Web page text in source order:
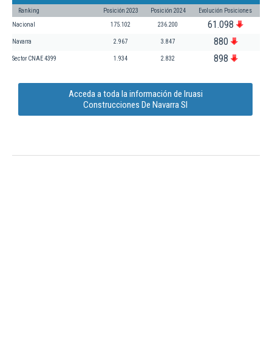
Ranking Posición 2023 Posición 2024 Evolución Posiciones
Nacional 175.102 236.200 61.098
Navarra 2.967 3.847 880
Sector CNAE 4399 1.934 2.832 898
Acceda a toda la información de Iruasi
Construcciones De Navarra Sl